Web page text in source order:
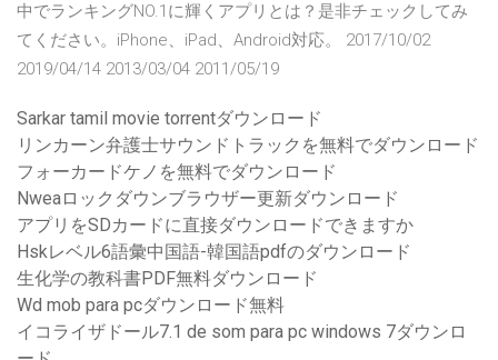
中でランキングNO.1に輝くアプリとは？是非チェックしてみ
てください。iPhone、iPad、Android対応。 2017/10/02
2019/04/14 2013/03/04 2011/05/19
Sarkar tamil movie torrentダウンロード
リンカーン弁護士サウンドトラックを無料でダウンロード
フォーカードケノを無料でダウンロード
Nweaロックダウンブラウザー更新ダウンロード
アプリをSDカードに直接ダウンロードできますか
Hskレベル6語彙中国語-韓国語pdfのダウンロード
生化学の教科書PDF無料ダウンロード
Wd mob para pcダウンロード無料
イコライザドール7.1 de som para pc windows 7ダウンロ